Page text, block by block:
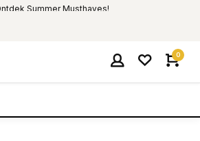
Summer Musthaves!
0